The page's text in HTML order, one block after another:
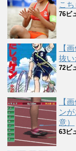
こ
76ビ
【
抜い
72ビ
【
ン
意）
63ビ